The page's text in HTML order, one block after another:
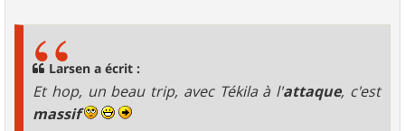
Larsen a écrit :
Et hop, un beau trip, avec Tékila à l'attaque, c'est
massif